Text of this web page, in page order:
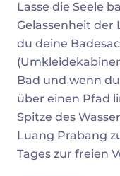
Lasse die Seele
Gelassenheit
du deine
Bad und wenn
über einen Pfad
Spitze des
Luang Prabang
Tages zur freien